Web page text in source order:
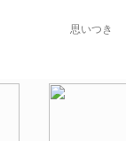
思いつき